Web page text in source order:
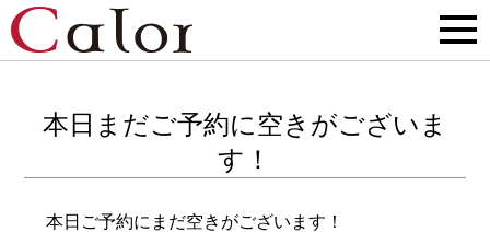
本日まだご予約に空きがございま
す！
本日ご予約にまだ空きがございます！